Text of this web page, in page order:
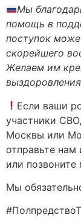
Мы
помощь в
поступок
скорейшего
Желаем им
Если ваши
участники
Москвы или
отправьте
или
Мы